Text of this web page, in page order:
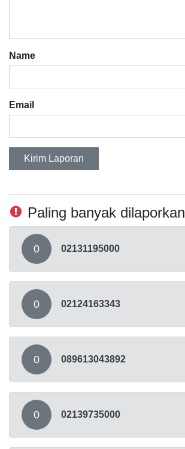
Name
Email
Kirim Laporan
Paling banyak dilaporkan
0 02131195000
0 02124163343
0 089613043892
0 02139735000